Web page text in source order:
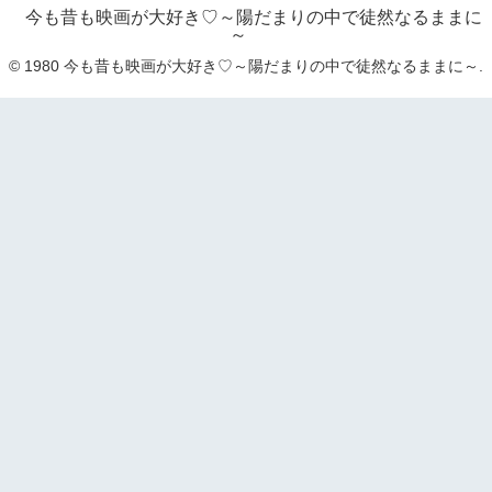
今も昔も映画が大好き♡～陽だまりの中で徒然なるままに
～
© 1980 今も昔も映画が大好き♡～陽だまりの中で徒然なるままに～.